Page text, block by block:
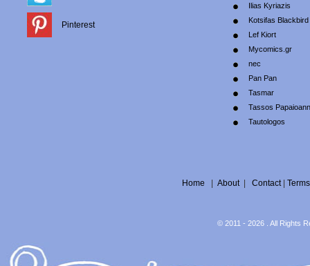
Pinterest
Ilias Kyriazis
Kotsifas Blackbird
Lef Kiort
Mycomics.gr
nec
Pan Pan
Tasmar
Tassos
Tautologos
Home About| Contact| Terms
© 2011 - 2026 . All Rights